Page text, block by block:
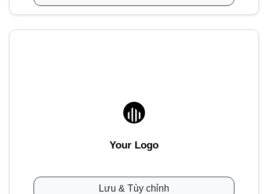
Your Logo
Lưu & Tùy chỉnh